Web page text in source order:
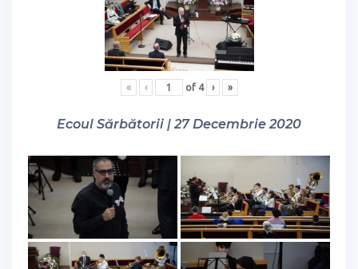
« ‹ of 4 › »
Ecoul Sărbătorii | 27 Decembrie 2020